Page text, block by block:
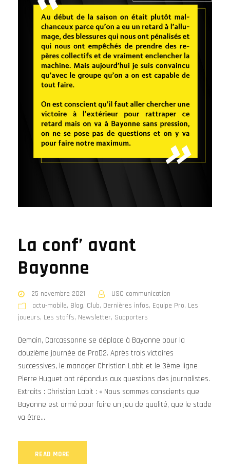
La conf’ avant
Bayonne
25 novembre 2021
USC communication
actu-mobile, Blog, Club, Dernières infos, Equipe Pro, Les
joueurs, Les staffs, Newsletter, Supporters
Demain, Carcassonne se déplace à Bayonne pour la
douzième journée de ProD2. Après trois victoires
successives, le manager Christian Labit et le 3ème ligne
Pierre Huguet ont répondus aux questions des journalistes.
Extraits : Christian Labit : « Nous sommes conscients que
Bayonne est armé pour faire un jeu de qualité, que le stade
va être...
READ MORE